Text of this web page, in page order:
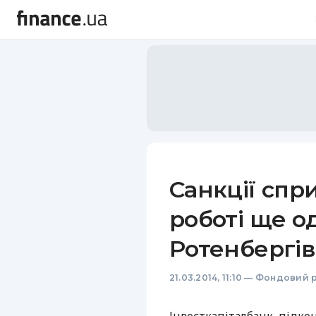
Санкції
роботі ще
Ротенбергів
21.03.2014, 11:10 — Фондовий